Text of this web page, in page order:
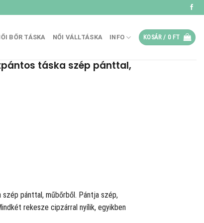
BŐR TÁSKA NŐI VÁLLTÁSKA INFO KOSÁR / 0 FT
táska szép pánttal,
pánttal, műbőrből. Pántja szép,
rekesze cipzárral nyílik, egyikben